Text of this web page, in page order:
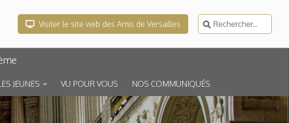
Visiter le site web des Amis de Versailles
Rechercher :
JEUNES VU POUR VOUS NOS COMMUNIQUÉS